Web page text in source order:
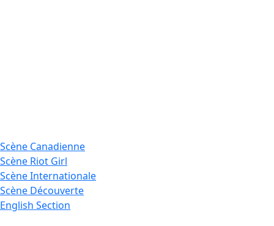
Scène Canadienne
Scène Riot Girl
ScèneInternationale
Scène Découverte
English Section